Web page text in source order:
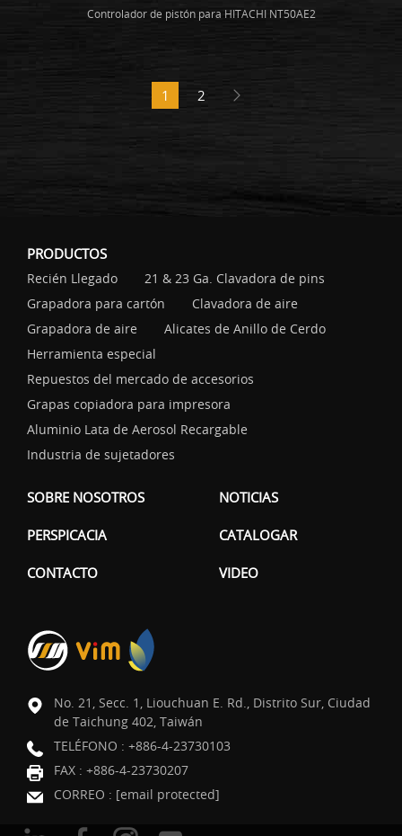
Controlador de pistón para HITACHI NT50AE2
1 2
PRODUCTOS
Recién Llegado
21 & 23 Ga. Clavadora de pins
Grapadora para cartón
Clavadora de aire
Grapadora de aire
Alicates de Anillo de Cerdo
Herramienta especial
Repuestos del mercado de accesorios
Grapas copiadora para impresora
Aluminio Lata de Aerosol Recargable
Industria de sujetadores
SOBRE NOSOTROS NOTICIAS
PERSPICACIA CATALOGAR
CONTACTO VIDEO
No. 21, Secc. 1, Liouchuan E. Rd., Distrito Sur, Ciudad
de Taichung 402, Taiwán
TELÉFONO : +886-4-23730103
FAX : +886-4-23730207
CORREO : [email protected]